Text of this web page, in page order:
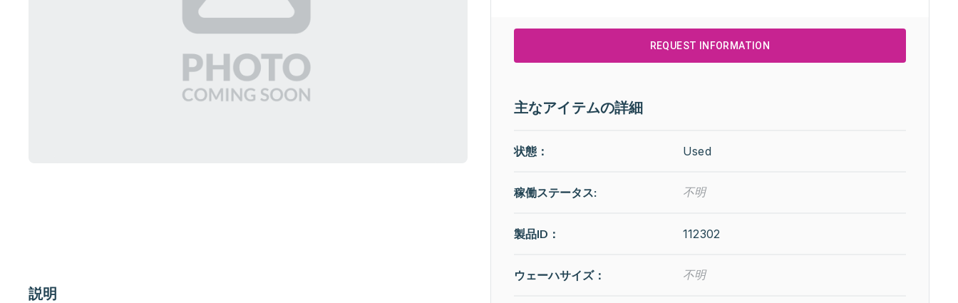
説明
REQUEST INFORMATION
主なアイテムの詳細
状態： Used
稼働ステータス: 不明
製品ID： 112302
ウェーハサイズ： 不明